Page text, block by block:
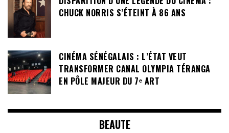
CHUCK NORRIS S’ÉTEINT À 86 ANS
CINÉMA SÉNÉGALAIS : L’ÉTAT VEUT
TRANSFORMER CANAL OLYMPIA TÉRANGA
EN PÔLE MAJEUR DU 7ᵉ ART
BEAUTE